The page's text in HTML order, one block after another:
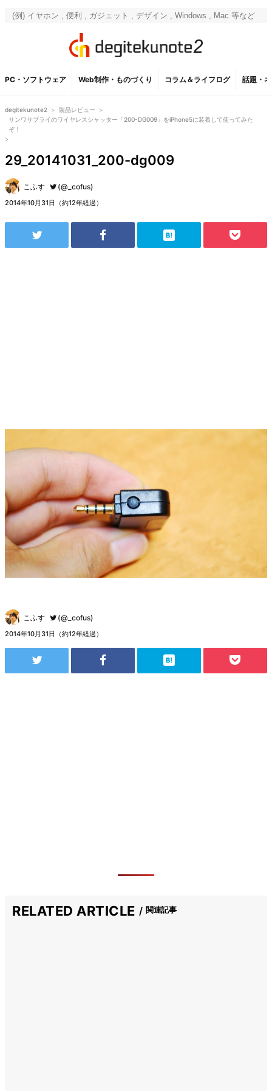
PC・ソフトウェア Web制作・ものづくり コラム＆ライフログ 話題・
degitekunote2 > 製品レビュー
>
サンワサプライのワイヤレスシャッター「200-DG009」をiPhone5に装着して使ってみた
ぞ！
>
29_20141031_200-dg009
こふす (@_cofus)
2014年10月31日（約12年経過）
こふす (@_cofus)
2014年10月31日（約12年経過）
RELATED ARTICLE 関連記事